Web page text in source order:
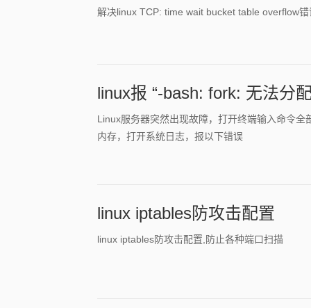
解决linux TCP: time wait bucket table overflow错
linux报 “-bash: fork: 无法分
Linux服务器突然出现故障，打开终端输入命令
内存，打开系统日志，报以下错误
linux iptables防攻击配置
linux iptables防攻击配置,防止各种端口扫描